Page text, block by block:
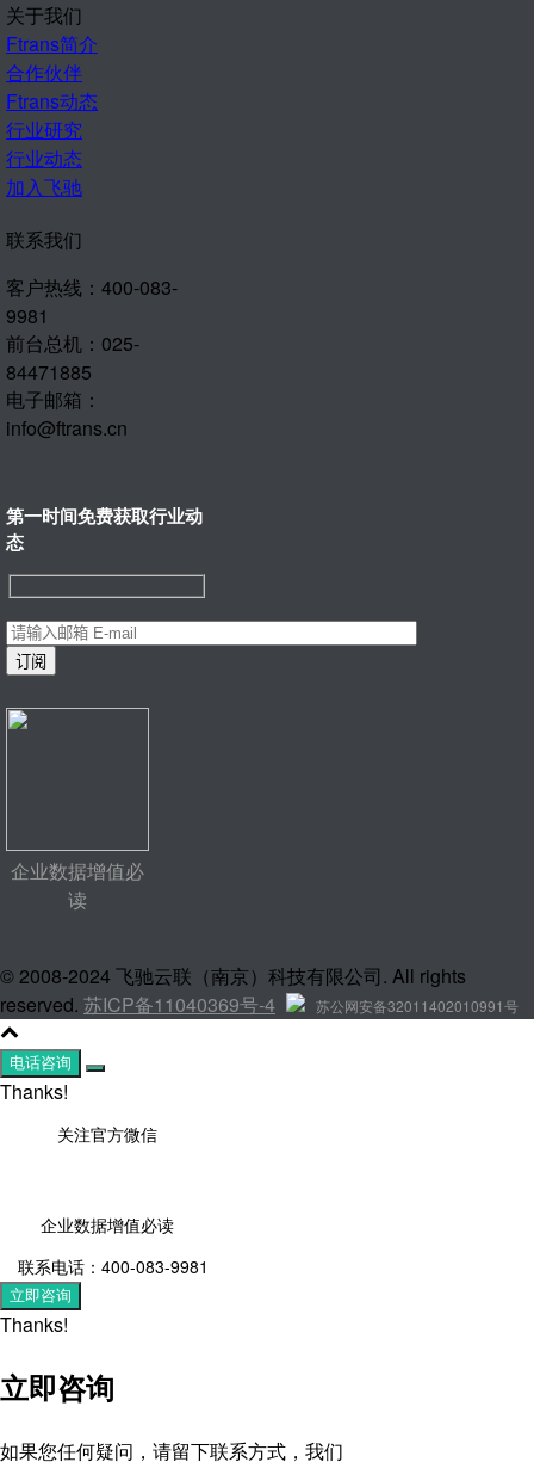
关于我们
Ftrans简介
合作伙伴
Ftrans动态
行业研究
行业动态
加入飞驰
联系我们
客户热线：400-083-
9981
前台总机：025-
84471885
电子邮箱：
info@ftrans.cn
第一时间免费获取行业动
态
企业数据增值必
读
© 2008-2024 飞驰云联（南京）科技有限公司. All rights
reserved. 苏ICP备11040369号-4 苏公网安备32011402010991号
电话咨询
Thanks!
关注官方微信
企业数据增值必读
联系电话：400-083-9981
立即咨询
Thanks!
立即咨询
如果您任何疑问，请留下联系方式，我们